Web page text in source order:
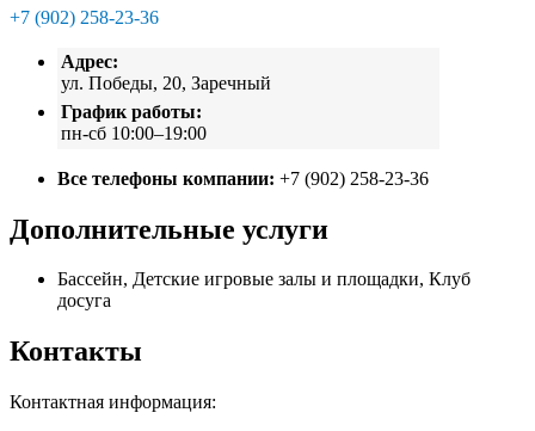
+7 (902) 258-23-36
Адрес:
ул. Победы, 20, Заречный
График работы:
пн-сб 10:00–19:00
Все телефоны компании: +7 (902) 258-23-36
Дополнительные услуги
Бассейн, Детские игровые залы и площадки, Клуб
досуга
Контакты
Контактная информация: